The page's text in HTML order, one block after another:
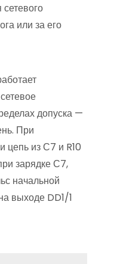
или за его
допуска —
При
цепь из С7 и R10
зарядке С7,
начальной
выходе DD1/1